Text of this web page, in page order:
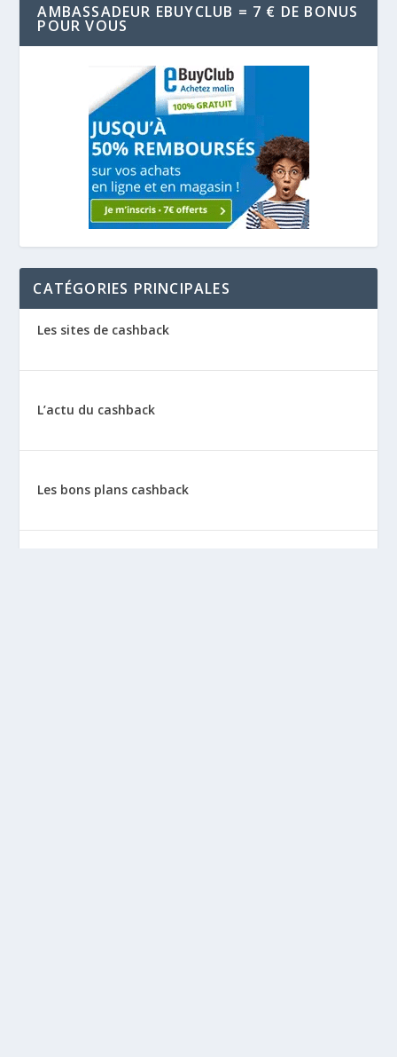
AMBASSADEUR EBUYCLUB = 7 € DE BONUS
POUR VOUS
CATÉGORIES PRINCIPALES
Les sites de cashback
L’actu du cashback
Les bons plans cashback